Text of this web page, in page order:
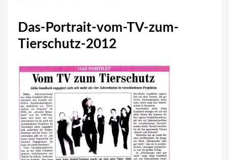
Das-Portrait-vom-TV-zum-
Tierschutz-2012